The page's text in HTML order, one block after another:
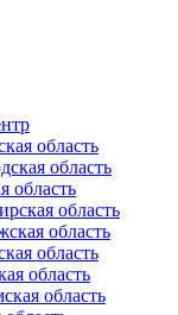
область
область
область
область
область
область
область
область